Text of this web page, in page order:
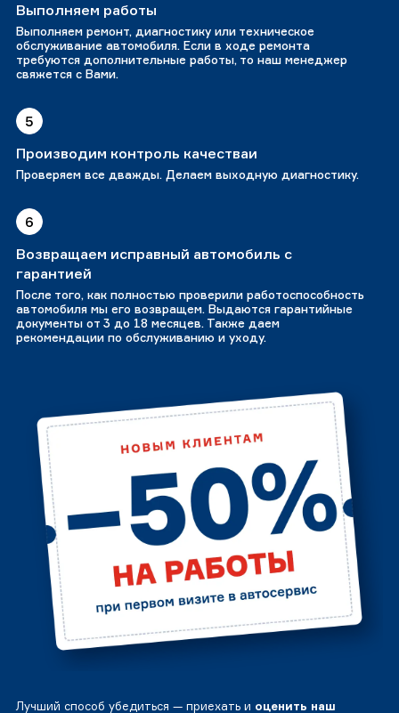
Выполняем работы
Выполняем ремонт, диагностику или техническое
обслуживание автомобиля. Если в ходе ремонта
требуются дополнительные работы, то наш менеджер
свяжется с Вами.
5
Производим контроль качестваи
Проверяем все дважды. Делаем выходную диагностику.
6
Возвращаем исправный автомобиль с
гарантией
После того, как полностью проверили работоспособность
автомобиля мы его возвращем. Выдаются гарантийные
документы от 3 до 18 месяцев. Также даем
рекомендации по обслуживанию и уходу.
Лучший способ убедиться — приехать и оценить наш